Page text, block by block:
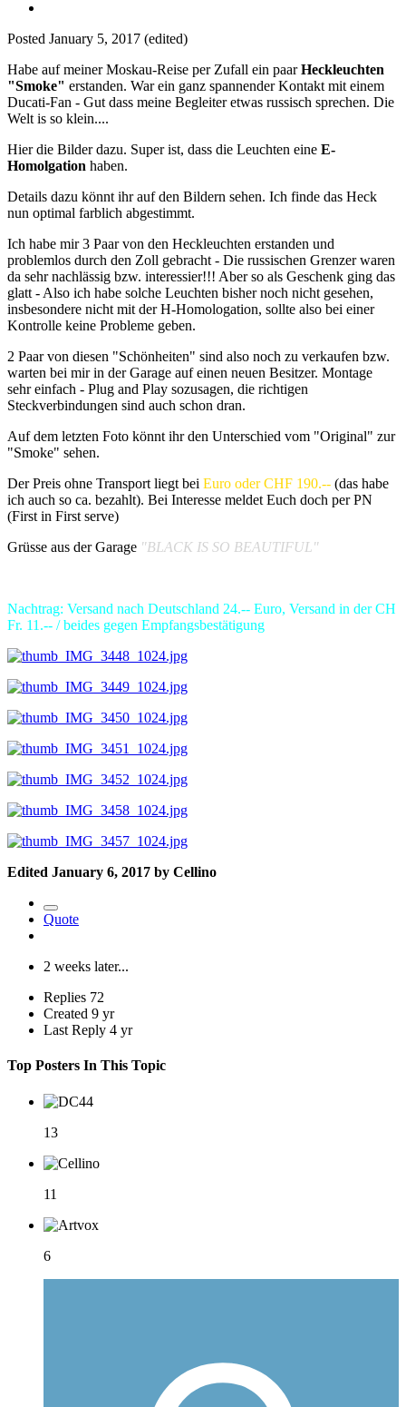
Posted January 5, 2017 (edited)
Habe auf meiner Moskau-Reise per Zufall ein paarHeckleuchten
"Smoke" erstanden. War ein ganz spannender Kontakt mit einem
Ducati-Fan - Gut dass meine Begleiter etwas russisch sprechen. Die
Welt is so klein....
Hier die Bilder dazu. Super ist, dass die Leuchten eine E-
Homolgation haben.
Details dazu könnt ihr auf den Bildern sehen. Ich finde das Heck
nun optimal farblich abgestimmt.
Ich habe mir 3 Paar von den Heckleuchten erstanden und
problemlos durch den Zoll gebracht - Die russischen Grenzer waren
da sehr nachlässig bzw. interessier!!! Aber so als Geschenk ging das
glatt - Also ich habe solche Leuchten bisher noch nicht gesehen,
insbesondere nicht mit der H-Homologation, sollte also bei einer
Kontrolle keine Probleme geben.
2 Paar von diesen "Schönheiten" sind also noch zu verkaufen bzw.
warten bei mir in der Garage auf einen neuen Besitzer. Montage
sehr einfach - Plug and Play sozusagen, die richtigen
Steckverbindungen sind auch schon dran.
Auf dem letzten Foto könnt ihr den Unterschied vom "Original" zur
"Smoke" sehen.
Der Preis ohne Transport liegt bei Euro oder CHF 190.-- (das habe
ich auch so ca. bezahlt). Bei Interesse meldet Euch doch per PN
(First in First serve)
Grüsse aus der Garage "BLACK IS SO BEAUTIFUL"
Nachtrag: Versand nach Deutschland 24.-- Euro, Versand in der CH
Fr. 11.-- / beides gegen Empfangsbestätigung
Edited January 6, 2017 by Cellino
Quote
2 weeks later...
Replies 72
Created 9 yr
Last Reply 4 yr
Top Posters In This Topic
13
11
6